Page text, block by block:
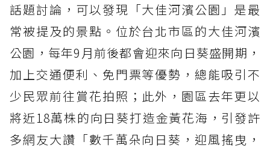
話題討論，可以發現「大佳河濱公園」是最
常被提及的景點。位於台北市區的大佳河濱
公園，每年9月前後都會迎來向日葵盛開期，
加上交通便利、免門票等優勢，總能吸引不
少民眾前往賞花拍照；此外，園區去年更以
將近18萬株的向日葵打造金黃花海，引發許
多網友大讚「數千萬朵向日葵，迎風搖曳，